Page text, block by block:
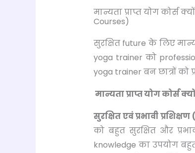
मान्यता प्राप्त योग कोर्स
Courses)
सुरक्षित future के लिए
yoga trainer को
yoga trainer बन छात्रों को
मान्यता प्राप्त योग कोर्स
सुरक्षित एवं प्रभावी
को बहुत सुरक्षित और
knowledge का उपयोग